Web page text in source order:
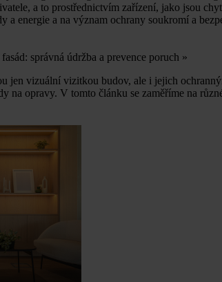
a to prostřednictvím zařízení, jako jsou
a energie a na význam ochrany soukromí a
správná údržba a prevence poruch »
jen vizuální vizitkou budov, ale i jejich
na opravy. V tomto článku se zaměříme na